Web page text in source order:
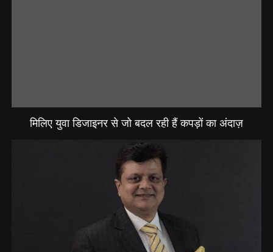
मिलिए युवा डिजाइनर से जो बदल रही हैं कपड़ों का अंदाज़